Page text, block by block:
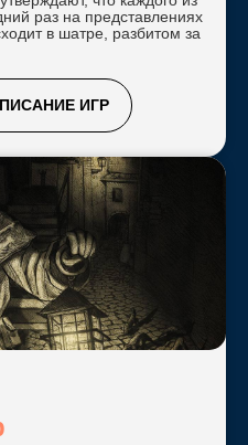
раз на представлениях
в шатре, разбитом за
ИГР